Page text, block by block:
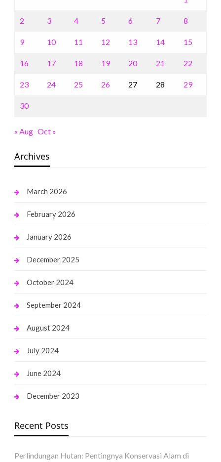
2 3 4 5 6 7 8
9 10 11 12 13 14 15
16 17 18 19 20 21 22
23 24 25 26 27 28 29
30
« Aug Oct »
Archives
March 2026
February 2026
January 2026
December 2025
October 2024
September 2024
August 2024
July 2024
June 2024
December 2023
Recent Posts
Perlindungan Hutan: Pentingnya Konservasi Alam di